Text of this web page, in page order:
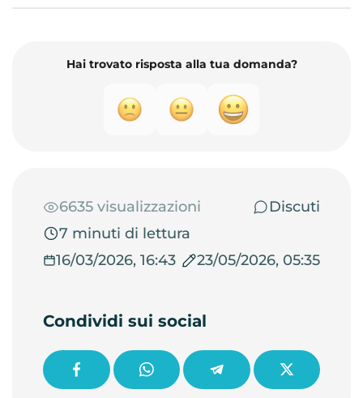
Hai trovato risposta alla tua domanda?
6635 visualizzazioni
Discuti
7 minuti di lettura
16/03/2026, 16:43
23/05/2026, 05:35
Condividi sui social